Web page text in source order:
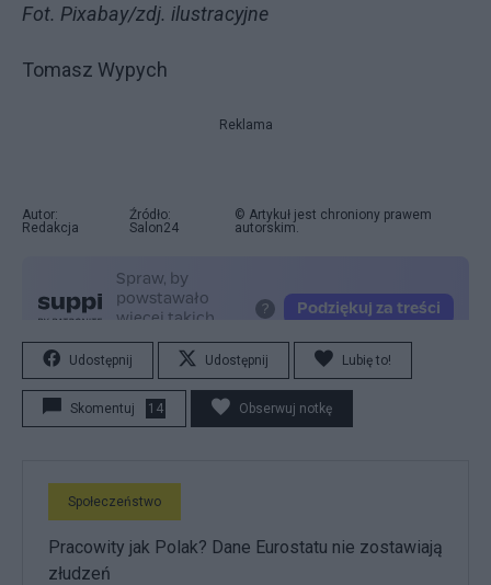
Fot. Pixabay/zdj. ilustracyjne
Tomasz Wypych
Reklama
Autor:
Redakcja
Źródło:
Salon24
© Artykuł jest chroniony prawem
autorskim.
Udostępnij Udostępnij Lubię to!
Skomentuj 14 Obserwuj notkę
Społeczeństwo
Pracowity jak Polak? Dane Eurostatu nie zostawiają
złudzeń